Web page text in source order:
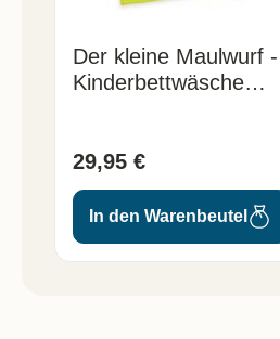
Der kleine Maulwurf -
Kinderbettwäsche
29,95 €
In den Warenbeutel